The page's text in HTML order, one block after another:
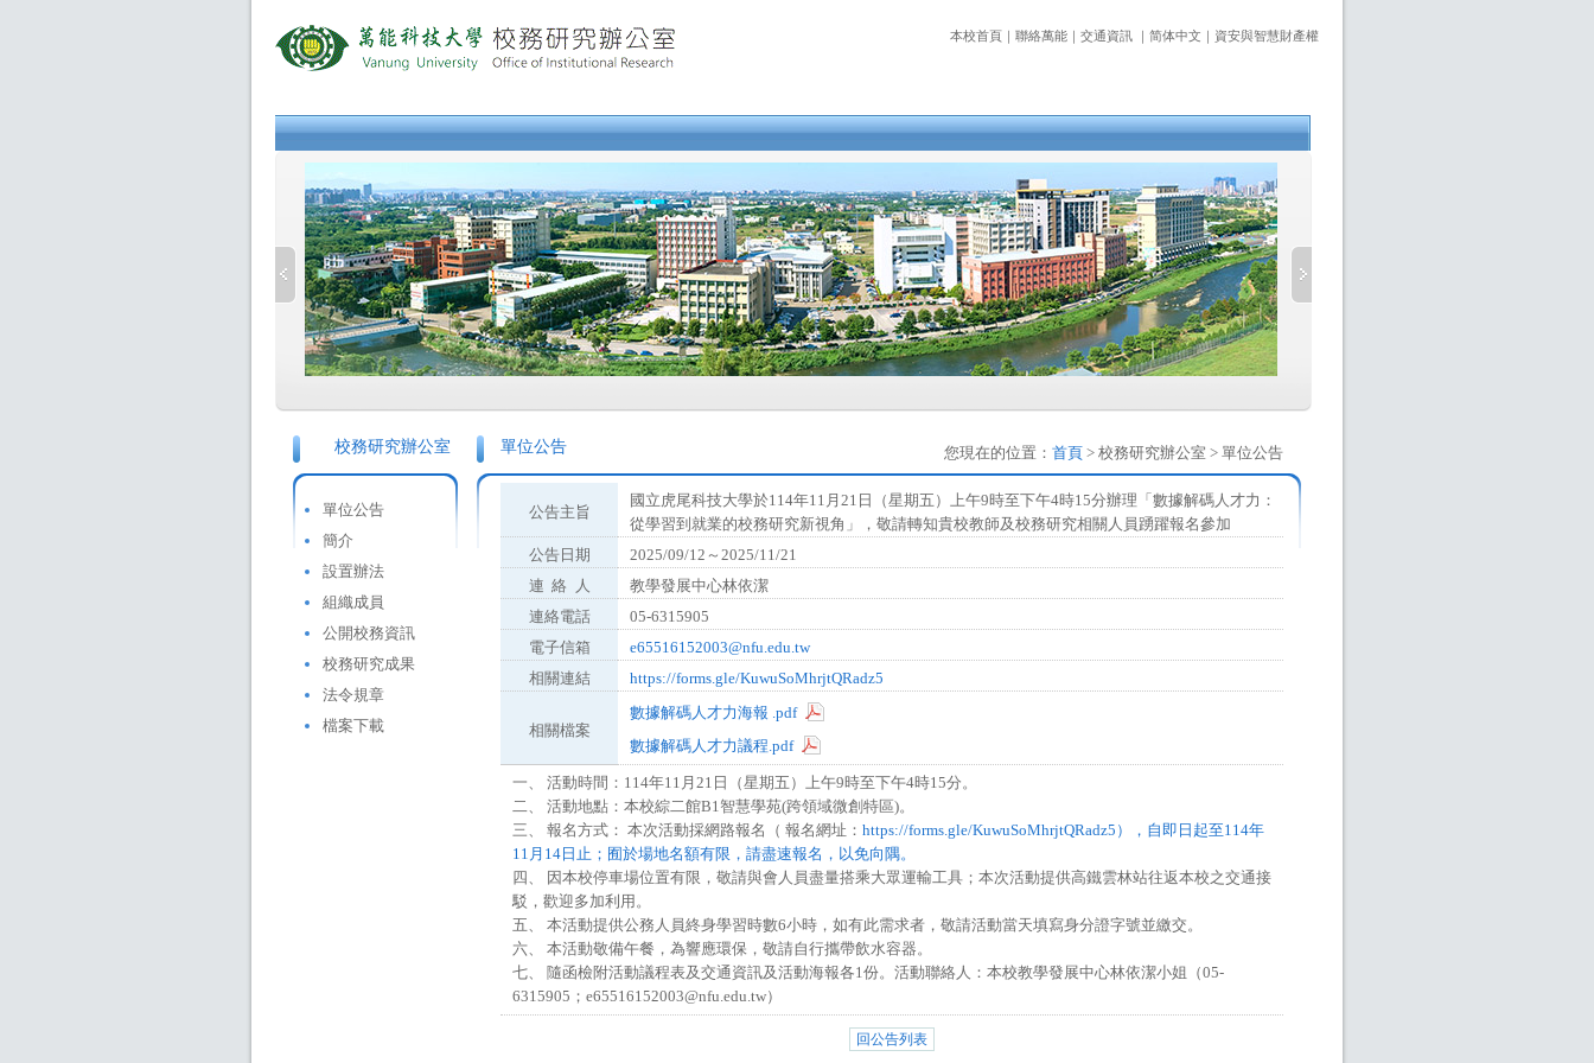
本校首頁 ｜ 聯絡萬能 ｜ 交通資訊 ｜ 简体中文 ｜ 資安與智慧財產權
校務研究辦公室
單位公告
簡介
設置辦法
組織成員
公開校務資訊
校務研究成果
法令規章
檔案下載
單位公告 您現在的位置： 首頁 > 校務研究辦公室 > 單位公告
公告主旨
國立虎尾科技大學於114年11月21日（星期五）上午9時至下午4時15分辦理「數據解碼人才力：
從學習到就業的校務研究新視角」，敬請轉知貴校教師及校務研究相關人員踴躍報名參加
公告日期
2025/09/12～2025/11/21
連 絡 人
教學發展中心林依潔
連絡電話
05-6315905
電子信箱
e65516152003@nfu.edu.tw
相關連結
https://forms.gle/KuwuSoMhrjtQRadz5
相關檔案
數據解碼人才力海報 .pdf
數據解碼人才力議程.pdf
一、 活動時間：114年11月21日（星期五）上午9時至下午4時15分。
二、 活動地點：本校綜二館B1智慧學苑(跨領域微創特區)。
三、 報名方式： 本次活動採網路報名（ 報名網址： https://forms.gle/KuwuSoMhrjtQRadz5），自即日起至114年
11月14日止；囿於場地名額有限，請盡速報名，以免向隅。
四、 因本校停車場位置有限，敬請與會人員盡量搭乘大眾運輸工具；本次活動提供高鐵雲林站往返本校之交通接
駁，歡迎多加利用。
五、 本活動提供公務人員終身學習時數6小時，如有此需求者，敬請活動當天填寫身分證字號並繳交。
六、 本活動敬備午餐，為響應環保，敬請自行攜帶飲水容器。
七、 隨函檢附活動議程表及交通資訊及活動海報各1份。活動聯絡人：本校教學發展中心林依潔小姐（05-
6315905；e65516152003@nfu.edu.tw）
回公告列表